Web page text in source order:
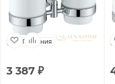
Германия
3 387 ₽